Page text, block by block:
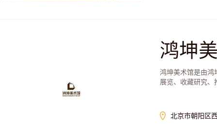
鸿坤
鸿坤美术馆是由鸿
展览、收藏研究、
北京市朝阳区